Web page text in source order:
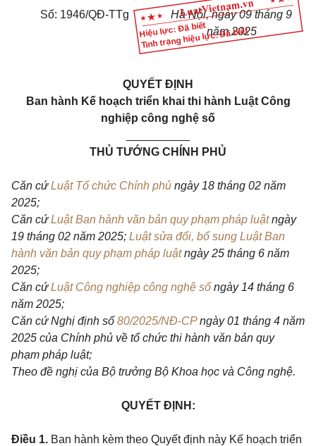
Hiệu lực: Đã biết
Tình trạng hiệu lực: Đã biết
Số: 1946/QĐ-TTg
Hà Nội, ngày 09 tháng 9
năm 2025
QUYẾT ĐỊNH
Ban hành Kế hoạch triển khai thi hành Luật Công
nghiệp công nghệ số
THỦ TƯỚNG CHÍNH PHỦ
Căn cứLuật Tổ chức Chính phủ ngày 18 tháng 02 năm
2025;
Căn cứLuật Ban hành văn bản quy phạm pháp luậtngày
19 tháng 02 năm 2025; Luật sửa đổi, bổ sung Luật Ban
hành văn bản quy phạm pháp luậtngày 25 tháng 6 năm
2025;
Căn cứLuật Công nghiệp công nghệ số ngày 14 tháng 6
năm 2025;
Căn cứ Nghị định số 80/2025/NĐ-CPngày 01 tháng 4 năm
2025 của Chính phủ về tổ chức thi hành văn bản quy
phạm pháp luật;
Theo đề nghị của Bộ trưởng Bộ Khoa học và Công nghệ.
QUYẾT ĐỊNH:
Điều 1. Ban hành kèm theo Quyết định này Kế hoạch triển